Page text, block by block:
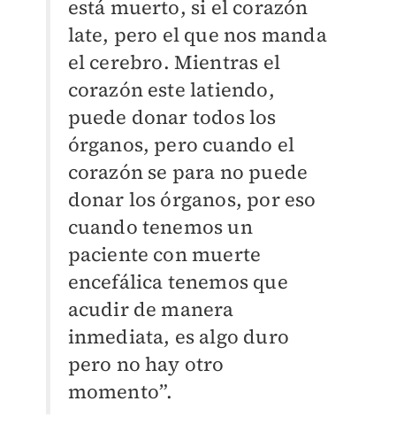
está muerto, si el corazón
late, pero el que nos manda
el cerebro. Mientras el
corazón este latiendo,
puede donar todos los
órganos, pero cuando el
corazón se para no puede
donar los órganos, por eso
cuando tenemos un
paciente con muerte
encefálica tenemos que
acudir de manera
inmediata, es algo duro
pero no hay otro
momento”.